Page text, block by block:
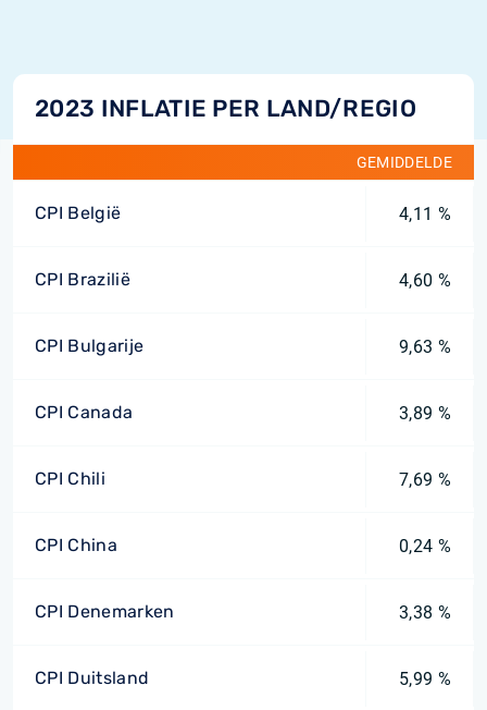
2023 INFLATIE PER LAND/REGIO
GEMIDDELDE
CPI België 4,11 %
CPI Brazilië 4,60 %
CPI Bulgarije 9,63 %
CPI Canada 3,89 %
CPI Chili 7,69 %
CPI China 0,24 %
CPI Denemarken 3,38 %
CPI Duitsland 5,99 %